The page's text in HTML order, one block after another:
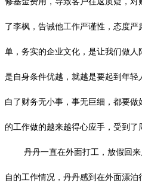
了李枫，告诫他工作严谨性，态度
单，务实的企业文化，是让我们做人
是自身条件优越，就越是要起到年轻
白了财务无小事，事无巨细，都要
的工作做的越来越得心应手，受到了
丹丹一直在外面打工，放假回来
自的工作情况，丹丹感到在外面漂